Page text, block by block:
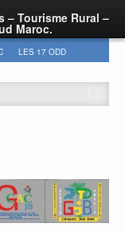
– Tourisme Rural –
Maroc.
LES 17 ODD